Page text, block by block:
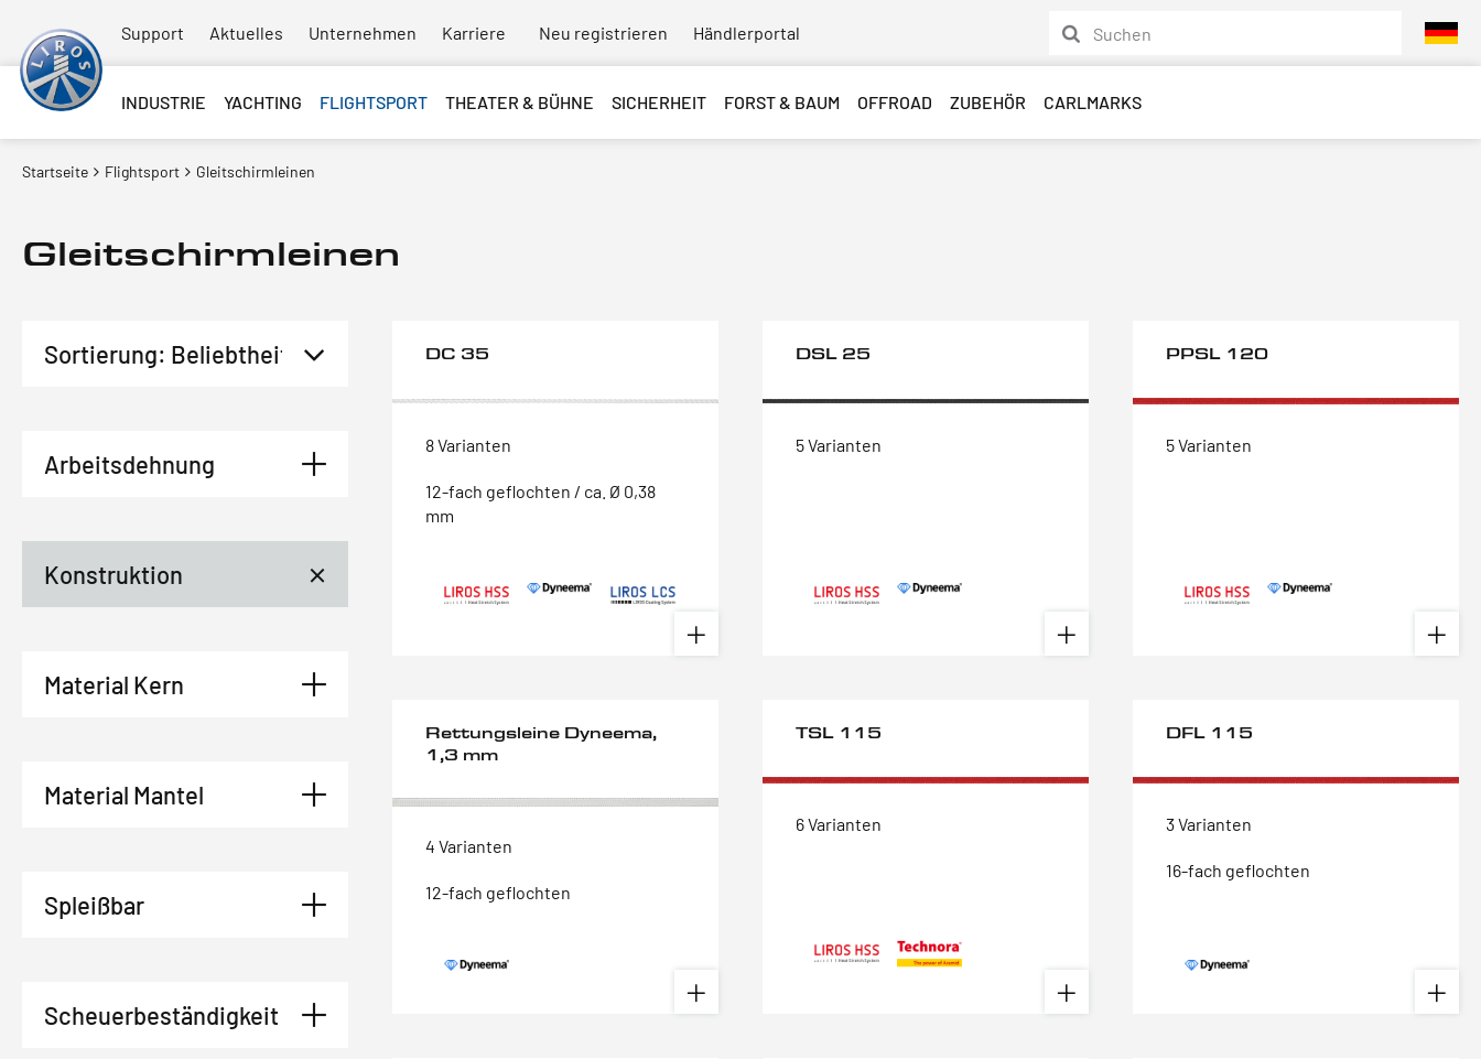
Support Aktuelles Unternehmen Karriere Neu registrieren Händlerportal
INDUSTRIE YACHTING FLIGHTSPORT THEATER & BÜHNE SICHERHEIT FORST & BAUM OFFROAD ZUBEHÖR CARLMARKS
Startseite Flightsport Gleitschirmleinen
Gleitschirmleinen
Arbeitsdehnung
Konstruktion
Material Kern
Material Mantel
Spleißbar
Scheuerbeständigkeit
DC 35
8 Varianten
12-fach geflochten / ca. Ø 0,38
mm
DSL 25
5 Varianten
PPSL 120
5 Varianten
Rettungsleine Dyneema,
1,3 mm
4 Varianten
12-fach geflochten
TSL 115
6 Varianten
DFL 115
3 Varianten
16-fach geflochten